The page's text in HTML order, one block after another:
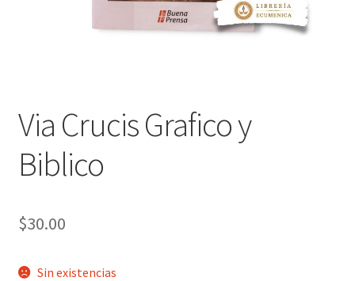
Via Crucis Grafico y
Biblico
$30.00
Sin existencias